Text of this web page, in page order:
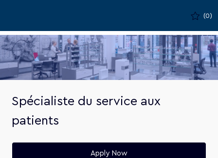
(0)
-
Spécialiste du service aux
patients
Apply Now